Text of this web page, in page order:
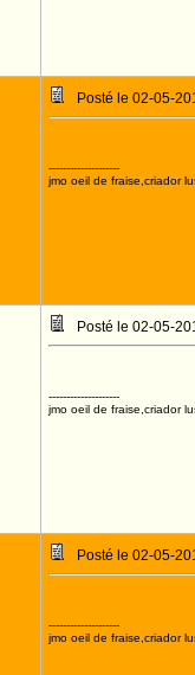
Posté le 02-05-
--------------------
jmo oeil de fraise,criador
Posté le 02-05-
--------------------
jmo oeil de fraise,criador
Posté le 02-05-
--------------------
jmo oeil de fraise,criador